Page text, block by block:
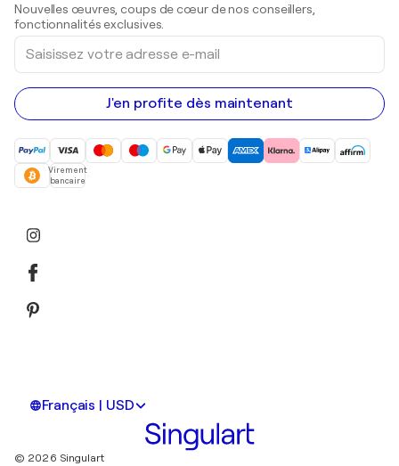
Peintures acryliques
Nouvelles œuvres, coups de cœur de nos conseillers,
fonctionnalités exclusives.
Saisissez
votre
adresse
e-
mail
J'en profite dès maintenant
Virement
bancaire
Français | USD
© 2026 Singulart